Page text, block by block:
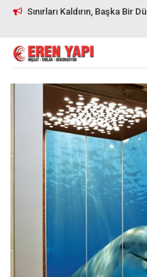
Sınırları Kaldırın, Başka Bir